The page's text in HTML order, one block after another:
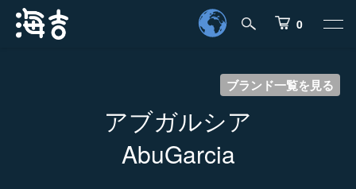
0
ブランド一覧を見る
アブガルシア
AbuGarcia